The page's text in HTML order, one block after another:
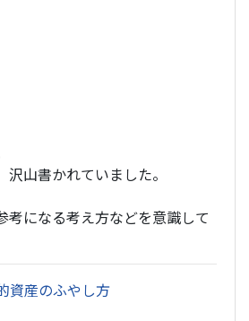
山書かれていました。
考になる考え方などを意識して
資産のふやし方